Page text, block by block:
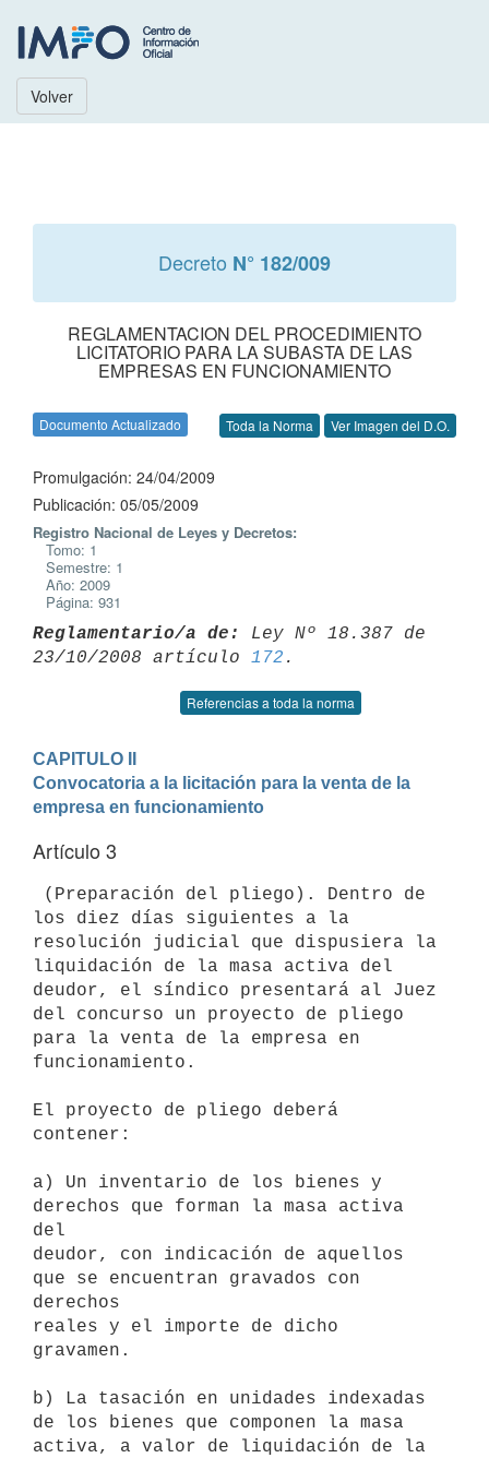
Volver
Decreto N° 182/009
REGLAMENTACION DEL PROCEDIMIENTO
LICITATORIO PARA LA SUBASTA DE LAS
EMPRESAS EN FUNCIONAMIENTO
Documento Actualizado Toda la Norma Ver Imagen del D.O.
Promulgación: 24/04/2009
Publicación: 05/05/2009
Registro Nacional de Leyes y Decretos:
Tomo: 1
Semestre: 1
Año: 2009
Página: 931
Reglamentario/a de:
Ley Nº 18.387 de
23/10/2008 artículo 172
Referencias a toda la norma
CAPITULO II
Convocatoria a la licitación para la venta de la
empresa en funcionamiento
Artículo 3
los diez días siguientes a la
resolución judicial que dispusiera la
liquidación de la masa activa del
deudor, el síndico presentará al Juez
del concurso un proyecto de pliego
para la venta de la empresa en
funcionamiento.
El proyecto de pliego deberá
contener:
a) Un inventario de los bienes y
derechos que forman la masa activa
del
deudor, con indicación de aquellos
que se encuentran gravados con
derechos
reales y el importe de dicho
gravamen.
b) La tasación en unidades indexadas
de los bienes que componen la masa
activa, a valor de liquidación de la